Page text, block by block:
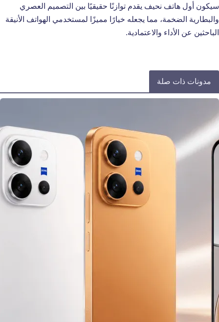
سيكون أول هاتف نحيف يقدم توازنًا حقيقيًا بين التصميم العصري
والبطارية الضخمة، مما يجعله خيارًا مميزًا لمستخدمي الهواتف الأنيقة
الباحثين عن الأداء والاعتمادية.
مدونات ذات صلة